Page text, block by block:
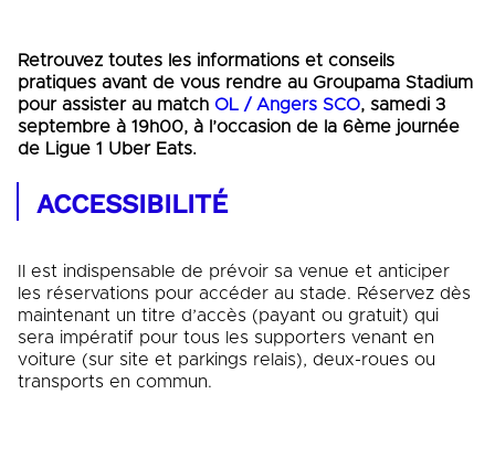
Retrouvez toutes les informations et conseils
pratiques avant de vous rendre au Groupama Stadium
pour assister au match OL / Angers SCO, samedi 3
septembre à 19h00, à l’occasion de la 6ème journée
de Ligue 1 Uber Eats.
ACCESSIBILITÉ
Il est indispensable de prévoir sa venue et anticiper
les réservations pour accéder au stade. Réservez dès
maintenant un titre d’accès (payant ou gratuit) qui
sera impératif pour tous les supporters venant en
voiture (sur site et parkings relais), deux-roues ou
transports en commun.